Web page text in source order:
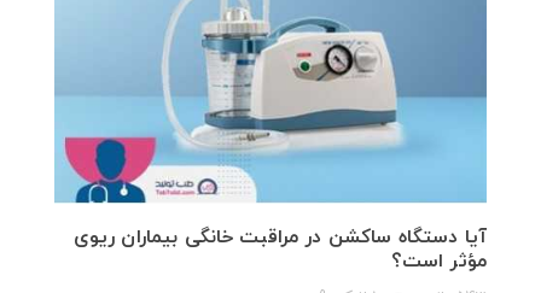
آیا دستگاه ساکشن در مراقبت خانگی بیماران ریوی
مؤثر است؟